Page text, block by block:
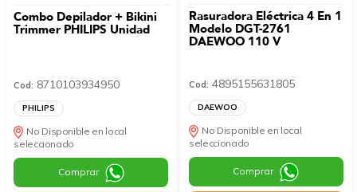
Combo Depilador + Bikini
Trimmer PHILIPS Unidad
Cod: 8710103934950
PHILIPS
No Disponible en local
seleccionado
Comprar
Rasuradora Eléctrica 4 En 1
Modelo DGT-2761
DAEWOO 110 V
Cod: 4895155631805
DAEWOO
No Disponible en local
seleccionado
Comprar